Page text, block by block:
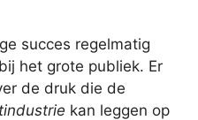
succes regelmatig
het grote publiek. Er
de druk die de
kan leggen op